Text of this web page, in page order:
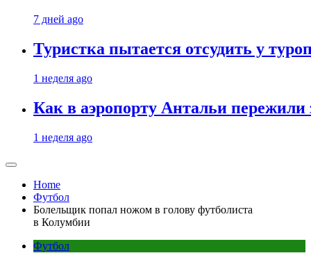
7 дней ago
Туристка пытается отсудить у
1 неделя ago
Как в аэропорту Антальи
1 неделя ago
Home
Футбол
Болельщик попал ножом в голову футболиста
в Колумбии
Футбол